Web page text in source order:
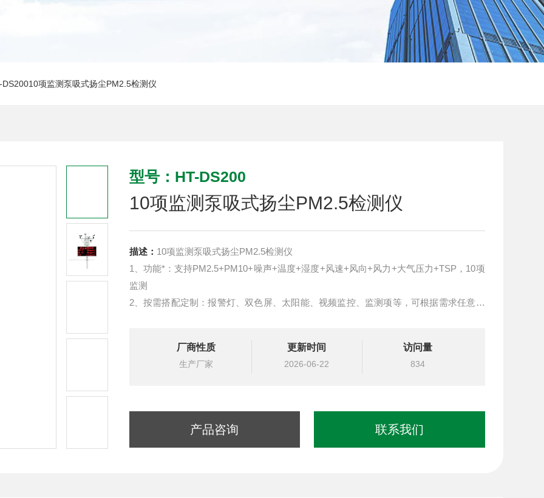
项监测泵吸式扬尘PM2.5检测仪
型号：HT-DS200
10项监测泵吸式扬尘PM2.5检测仪
描述： 10项监测泵吸式扬尘PM2.5检测仪
1、功能*：支持PM2.5+PM10+噪声+温度+湿度+风速+风向+风力+大气压力+TSP，10项
监测
2、按需搭配定制：报警灯、双色屏、太阳能、视频监控、监测项等，可根据需求任意定
厂商性质
生产厂家
更新时间
2026-06-22
访问量
834
产品咨询 联系我们